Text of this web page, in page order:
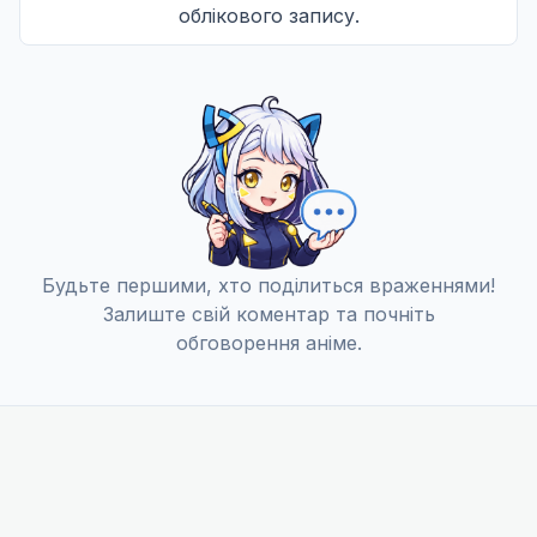
Учнівська рада хоче групове фото /
облікового запису.
Будьте першими, хто поділиться враженнями!
Залиште свій коментар та почніть
обговорення аніме.